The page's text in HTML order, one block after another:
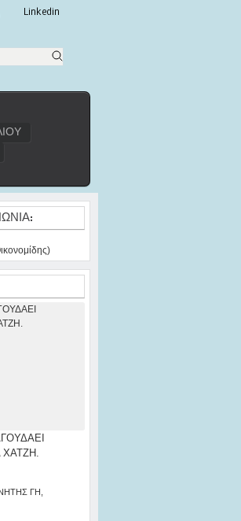
Linkedin
ΓΗ